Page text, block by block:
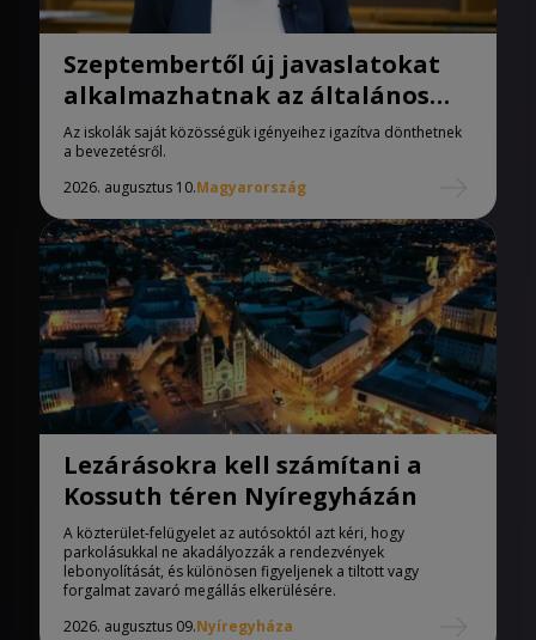
Szeptembertől új javaslatokat
alkalmazhatnak az általános
iskolák
Az iskolák saját közösségük igényeihez igazítva dönthetnek
a bevezetésről.
2026. augusztus 10.Magyarország
Lezárásokra kell számítani a
Kossuth téren Nyíregyházán
A közterület-felügyelet az autósoktól azt kéri, hogy
parkolásukkal ne akadályozzák a rendezvények
lebonyolítását, és különösen figyeljenek a tiltott vagy
forgalmat zavaró megállás elkerülésére.
2026. augusztus 09.Nyíregyháza